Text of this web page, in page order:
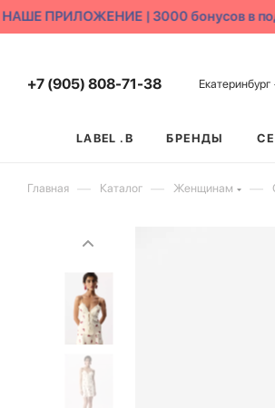
ПРИЛОЖЕНИЕ | 3000 бонусов в
+7 (905) 808-71-38 Екатеринбург
LABEL .B БРЕНДЫ
Главная — Каталог — Женщинам —